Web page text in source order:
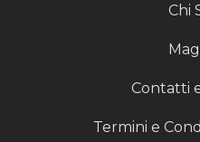
Chi
Contatti
Termini e